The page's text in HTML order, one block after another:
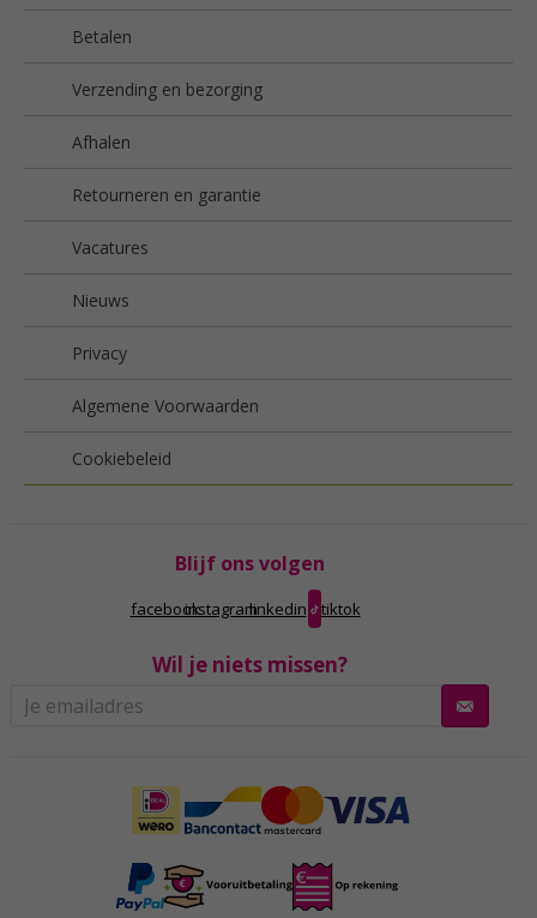
Betalen
Verzending en bezorging
Afhalen
Retourneren en garantie
Vacatures
Nieuws
Privacy
Algemene Voorwaarden
Cookiebeleid
Blijf ons volgen
facebookinstagramlinkedin tiktok
Wil je niets missen?